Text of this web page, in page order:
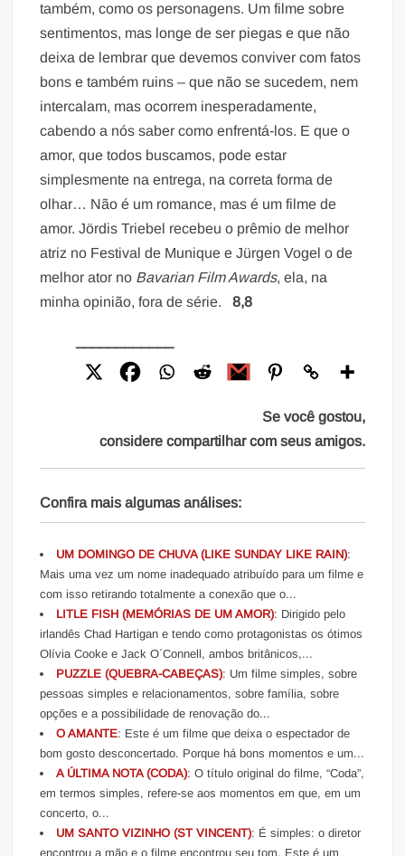
também, como os personagens. Um filme sobre
sentimentos, mas longe de ser piegas e que não
deixa de lembrar que devemos conviver com fatos
bons e também ruins – que não se sucedem, nem
intercalam, mas ocorrem inesperadamente,
cabendo a nós saber como enfrentá-los. E que o
amor, que todos buscamos, pode estar
simplesmente na entrega, na correta forma de
olhar… Não é um romance, mas é um filme de
amor. Jördis Triebel recebeu o prêmio de melhor
atriz no Festival de Munique e Jürgen Vogel o de
melhor ator no Bavarian Film Awards, ela, na
minha opinião, fora de série. 8,8
Se você gostou,
considere compartilhar com seus amigos.
Confira mais algumas análises:
UM DOMINGO DE CHUVA (LIKE SUNDAY LIKE RAIN):
Mais uma vez um nome inadequado atribuído para um filme e
com isso retirando totalmente a conexão que o...
LITLE FISH (MEMÓRIAS DE UM AMOR): Dirigido pelo
irlandês Chad Hartigan e tendo como protagonistas os ótimos
Olívia Cooke e Jack O´Connell, ambos britânicos,...
PUZZLE (QUEBRA-CABEÇAS): Um filme simples, sobre
pessoas simples e relacionamentos, sobre família, sobre
opções e a possibilidade de renovação do...
O AMANTE: Este é um filme que deixa o espectador de
bom gosto desconcertado. Porque há bons momentos e um...
A ÚLTIMA NOTA (CODA): O título original do filme, “Coda”,
em termos simples, refere-se aos momentos em que, em um
concerto, o...
UM SANTO VIZINHO (ST VINCENT): É simples: o diretor
encontrou a mão e o filme encontrou seu tom. Este é um